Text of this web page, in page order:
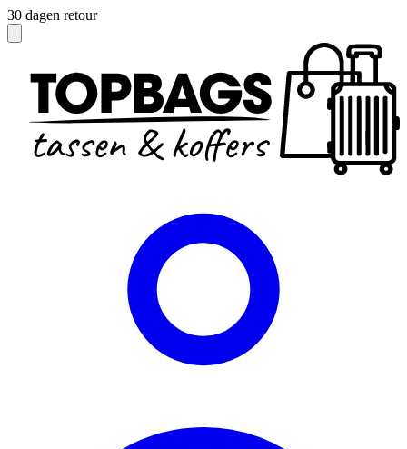
Officieel dealer